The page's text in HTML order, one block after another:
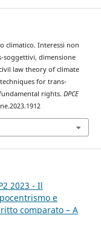
climatico. Interessi non
soggettivi, dimensione
law theory of climate
for trans-
rights. DPCE
2023 - Il
e
comparato – A